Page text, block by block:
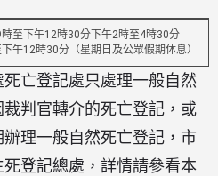
至下午12時30分下午2時至4時30分
午12時30分（星期日及公眾假期休息）
亡登記處只處理一般自然
判官轉介的死亡登記，或
理一般自然死亡登記，市
登記總處，詳情請參看本